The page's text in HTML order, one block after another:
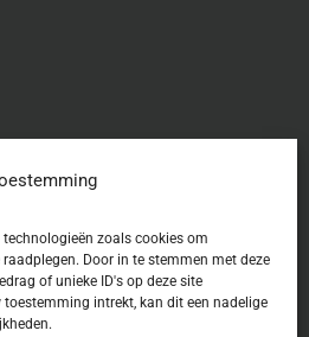
zoals cookies om
Door in te stemmen met deze
of unieke ID's op deze site
intrekt, kan dit een nadelige
deze site een publicatie van